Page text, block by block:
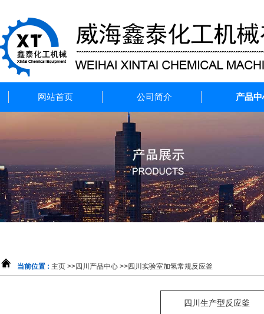
网站首页 公司简介 产品
当前位置 : 主页 >>四川产品中心 >>四川实验室加氢常规反应釜
四川生产型反应釜